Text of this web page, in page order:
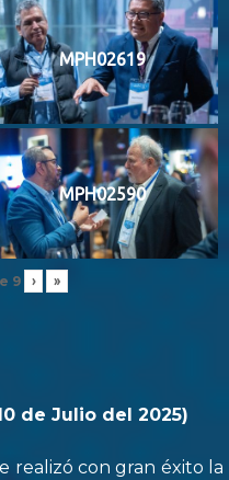
MPH02619
MPH02590
9 › »
de Julio del 2025)
realizó con gran éxito la